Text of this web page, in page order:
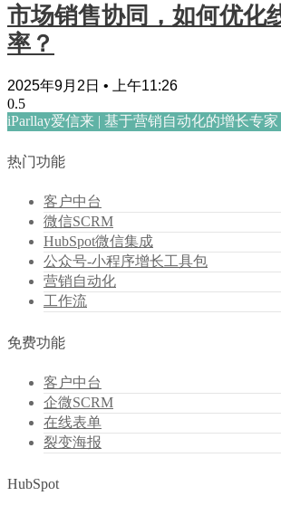
市场销售协同，如何优化
率？
2025年9月2日 上午11:26
iParllay爱信来 | 基于营销自动化的增长专家
热门功能
客户中台
微信SCRM
HubSpot微信集成
公众号-小程序增长工具包
营销自动化
工作流
免费功能
客户中台
企微SCRM
在线表单
裂变海报
HubSpot